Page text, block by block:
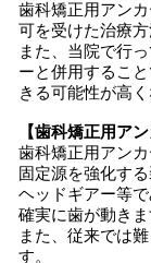
歯科矯正用アン
可を受けた治療方
また、当院で行
ーと併用するこ
きる可能性が高く
【歯科矯正用ア
歯科矯正用アン
固定源を強化す
ヘッドギアー等
確実に歯が動きま
また、従来では
す。